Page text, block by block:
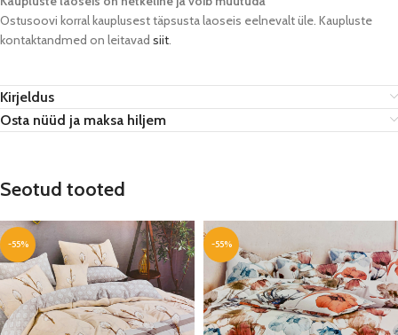
Ostusoovi korral kauplusest täpsusta laoseis eelnevalt üle. Kaupluste
kontaktandmed on leitavad siit.
Kirjeldus
Osta nüüd ja maksa hiljem
Seotud tooted
-55% -55%